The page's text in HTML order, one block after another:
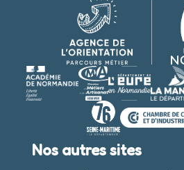
Nos autres sites